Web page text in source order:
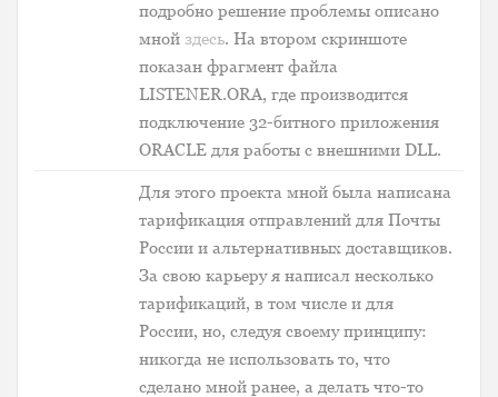
подробно решение проблемы описано
мной здесь. На втором скриншоте
показан фрагмент файла
LISTENER.ORA, где производится
подключение 32-битного приложения
ORACLE для работы с внешними DLL.
Для этого проекта мной была написана
тарификация отправлений для Почты
России и альтернативных доставщиков.
За свою карьеру я написал несколько
тарификаций, в том числе и для
России, но, следуя своему принципу:
никогда не использовать то, что
сделано мной ранее, а делать что-то